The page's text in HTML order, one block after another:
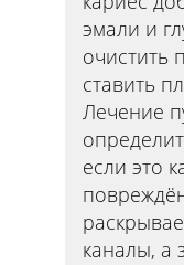
эмали и
очистить
ставить
Лечение
если это
каналы, а